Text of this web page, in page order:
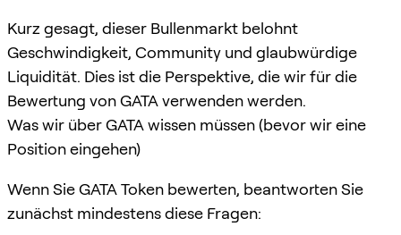
Kurz gesagt, dieser Bullenmarkt belohnt
Geschwindigkeit, Community und glaubwürdige
Liquidität. Dies ist die Perspektive, die wir für die
Bewertung von GATA verwenden werden.
Was wir über GATA wissen müssen (bevor wir eine
Position eingehen)
Wenn Sie GATA Token bewerten, beantworten Sie
zunächst mindestens diese Fragen: